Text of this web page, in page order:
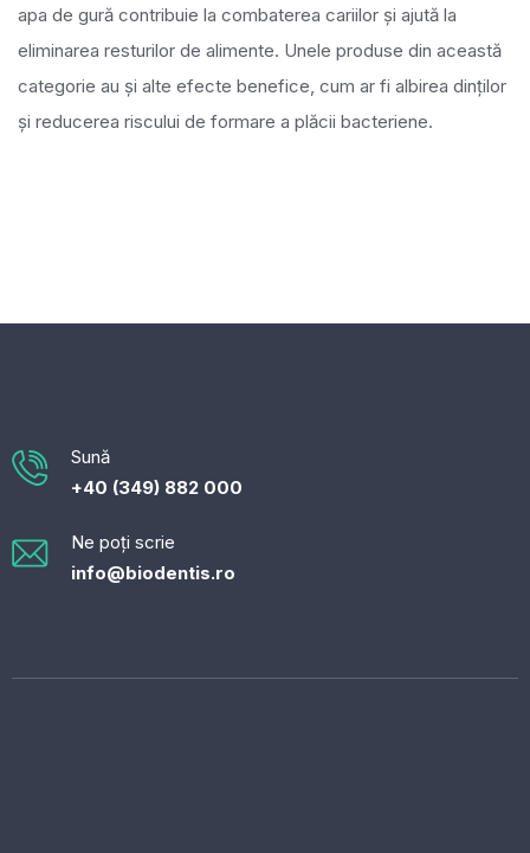
apa de gură contribuie la combaterea cariilor și ajută la
eliminarea resturilor de alimente. Unele produse din această
categorie au și alte efecte benefice, cum ar fi albirea dinților
și reducerea riscului de formare a plăcii bacteriene.
Sună
+40 (349) 882 000
Ne poți scrie
info@biodentis.ro